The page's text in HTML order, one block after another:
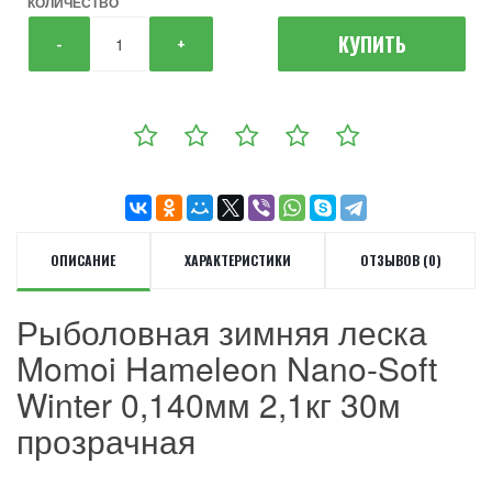
- + КУПИТЬ
ОПИСАНИЕ ХАРАКТЕРИСТИКИ ОТЗЫВОВ (0)
Рыболовная зимняя леска
Momoi Hameleon Nano-Soft
Winter 0,140мм 2,1кг 30м
прозрачная